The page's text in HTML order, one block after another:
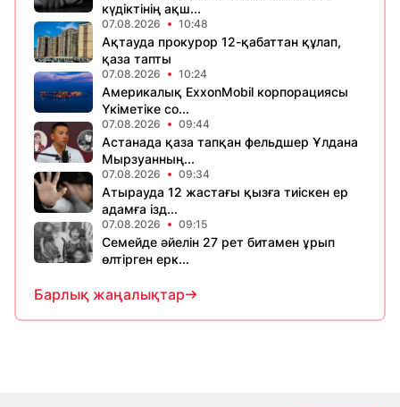
күдіктінің ақш...
07.08.2026 10:48
Ақтауда прокурор 12-қабаттан құлап,
қаза тапты
07.08.2026 10:24
Америкалық ExxonMobil корпорациясы
Үкіметіке со...
07.08.2026 09:44
Астанада қаза тапқан фельдшер Ұлдана
Мырзуанның...
07.08.2026 09:34
Атырауда 12 жастағы қызға тиіскен ер
адамға ізд...
07.08.2026 09:15
Семейде әйелін 27 рет битамен ұрып
өлтірген ерк...
Барлық жаңалықтар